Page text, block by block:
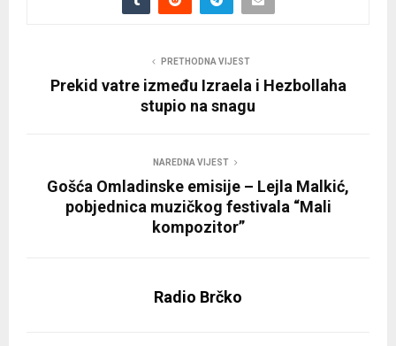
PRETHODNA VIJEST
Prekid vatre između Izraela i Hezbollaha
stupio na snagu
NAREDNA VIJEST
Gošća Omladinske emisije – Lejla Malkić,
pobjednica muzičkog festivala “Mali
kompozitor”
Radio Brčko